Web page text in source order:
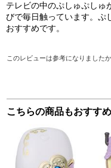
テレビの中のぷしゅぷしゅ
びで毎日触っています。ぷ
おすすめです。
このレビューは参考になりましたか
こちらの商品もおすすめ